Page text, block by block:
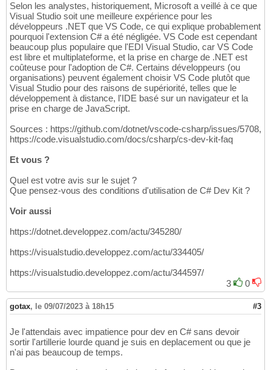
Selon les analystes, historiquement, Microsoft a veillé à ce que
Visual Studio soit une meilleure expérience pour les
développeurs .NET que VS Code, ce qui explique probablement
pourquoi l'extension C# a été négligée. VS Code est cependant
beaucoup plus populaire que l'EDI Visual Studio, car VS Code
est libre et multiplateforme, et la prise en charge de .NET est
coûteuse pour l'adoption de C#. Certains développeurs (ou
organisations) peuvent également choisir VS Code plutôt que
Visual Studio pour des raisons de supériorité, telles que le
développement à distance, l'IDE basé sur un navigateur et la
prise en charge de JavaScript.
Sources : https://github.com/dotnet/vscode-csharp/issues/5708,
https://code.visualstudio.com/docs/csharp/cs-dev-kit-faq
Et vous ?
Quel est votre avis sur le sujet ?
Que pensez-vous des conditions d'utilisation de C# Dev Kit ?
Voir aussi
https://dotnet.developpez.com/actu/345280/
https://visualstudio.developpez.com/actu/334405/
https://visualstudio.developpez.com/actu/344597/
3
0
gotax, le 09/07/2023 à 18h15 #3
Je l'attendais avec impatience pour dev en C# sans devoir
sortir l'artillerie lourde quand je suis en deplacement ou que je
n'ai pas beaucoup de temps.